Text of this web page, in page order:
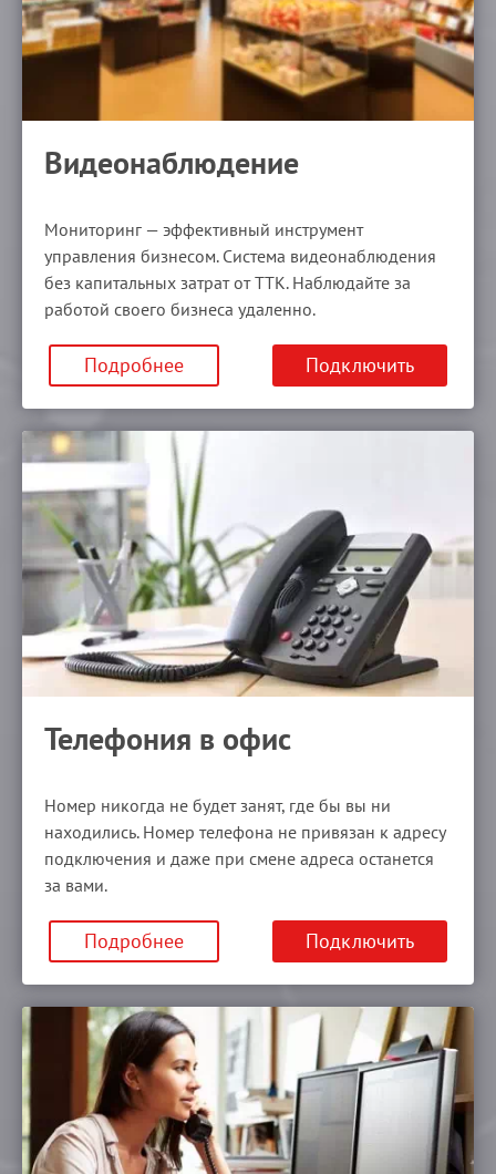
Видеонаблюдение
Мониторинг — эффективный инструмент
управления бизнесом. Система видеонаблюдения
без капитальных затрат от ТТК. Наблюдайте за
работой своего бизнеса удаленно.
Подробнее Подключить
Телефония в офис
Номер никогда не будет занят, где бы вы ни
находились. Номер телефона не привязан к адресу
подключения и даже при смене адреса останется
за вами.
Подробнее Подключить